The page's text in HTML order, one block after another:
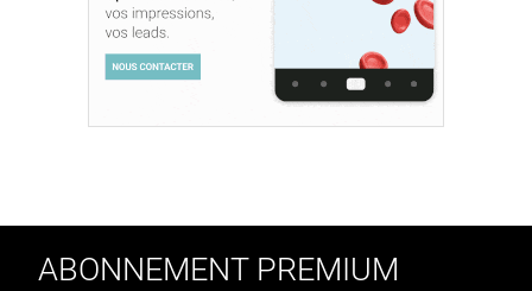
ABONNEMENT PREMIUM